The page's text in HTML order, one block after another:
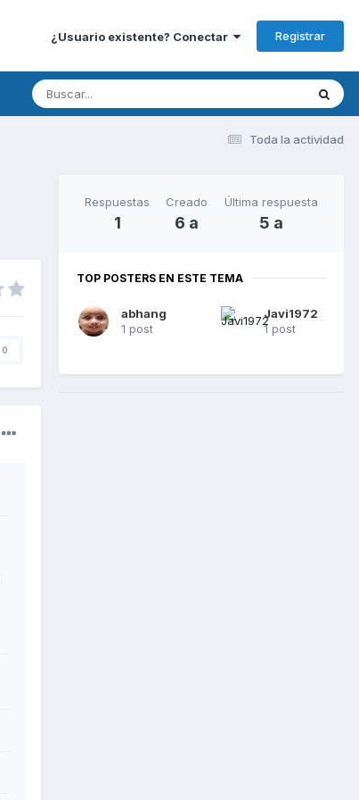
¿Usuario existente? Conectar Registrar
Toda la actividad
0
Respuestas
1
Creado
6 a
Última respuesta
5 a
TOP POSTERS EN ESTE TEMA
abhang
1 post
Javi1972
1 post